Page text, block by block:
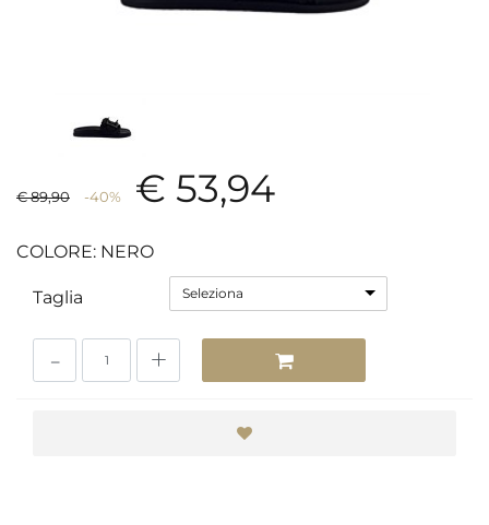
€ 89,90 -40% € 53,94
COLORE: NERO
Taglia Seleziona